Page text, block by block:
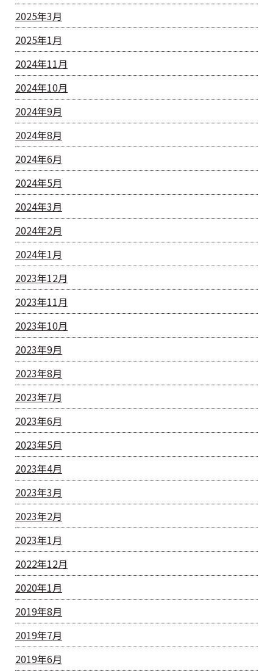
2025年3月
2025年1月
2024年11月
2024年10月
2024年9月
2024年8月
2024年6月
2024年5月
2024年3月
2024年2月
2024年1月
2023年12月
2023年11月
2023年10月
2023年9月
2023年8月
2023年7月
2023年6月
2023年5月
2023年4月
2023年3月
2023年2月
2023年1月
2022年12月
2020年1月
2019年8月
2019年7月
2019年6月